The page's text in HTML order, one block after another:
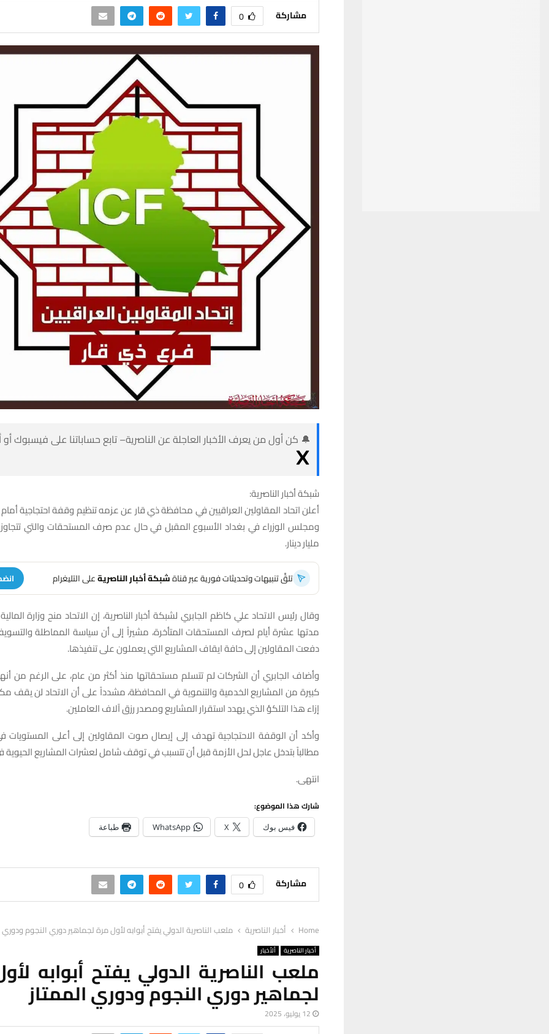
مشاركة 0
🔔 كن أول من يعرف الأخبار العاجلة عن الناصرية– تابع حساباتنا على فيسبوك
شبكة أخبار الناصرية:
أعلن اتحاد المقاولين العراقيين في محافظة ذي قار عن عزمه تنظيم وقفة احتجاجية أمام
مليار دينار.
تلقَّ تنبيهات وتحديثات فورية عبر قناةشبكة أخبار الناصريةعلى التليغرام
وقال رئيس الاتحاد علي كاظم الجابري لشبكة أخبار الناصرية، إن الاتحاد منح وزارة
مدتها عشرة أيام لصرف المستحقات المتأخرة، مشيراً إلى أن سياسة المماطلة
دفعت المقاولين إلى حافة ايقاف المشاريع التي يعملون على تنفيذها.
وأضاف الجابري أن الشركات لم تتسلم مستحقاتها منذ أكثر من عام، على الرغم من
كبيرة من المشاريع الخدمية والتنموية في المحافظة، مشدداً على أن الاتحاد لن يقف
إزاء هذا التلكؤ الذي يهدد استقرار المشاريع ومصدر رزق آلاف العاملين.
وأكد أن الوقفة الاحتجاجية تهدف إلى إيصال صوت المقاولين إلى أعلى المستويات
مطالباً بتدخل عاجل لحل الأزمة قبل أن تتسبب في توقف شامل لعشرات المشاريع الحيوية
انتهى.
شارك هذا الموضوع:
فيس بوك X
WhatsApp طباعة
مشاركة 0
Home أخبار الناصرية ملعب الناصرية الدولي يفتح أبوابه لأول مرة لجماهير دوري النجوم ودوري
أخبار الناصرية ألأخبار
ملعب الناصرية الدولي يفتح أبوابه
لجماهير دوري النجوم ودوري الممتاز
12 يوليو، 2025